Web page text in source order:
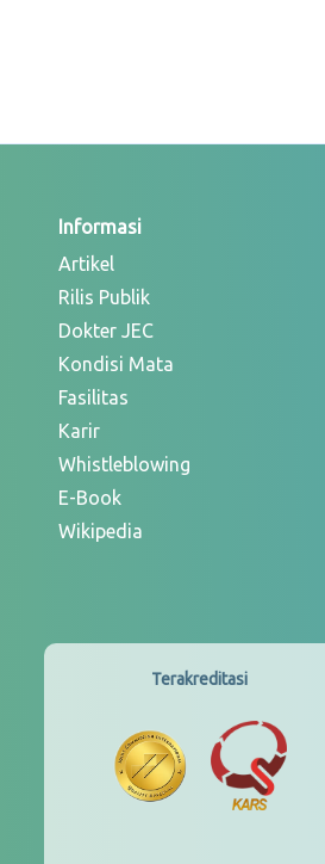
Informasi
Artikel
Rilis Publik
Dokter JEC
Kondisi Mata
Fasilitas
Karir
Whistleblowing
E-Book
Wikipedia
Terakreditasi